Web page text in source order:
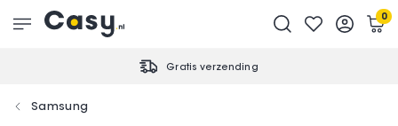
Gratis verzending
0
Samsung